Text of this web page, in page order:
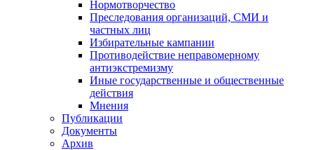
Нормотворчество
Преследования организаций, СМИ и
частных лиц
Избирательные кампании
Противодействие неправомерному
антиэкстремизму
Иные государственные и общественные
действия
Мнения
Публикации
Документы
Архив